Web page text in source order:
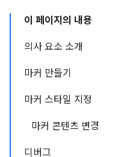
이 페이지의 내용
의사 요소 소개
마커 만들기
마커 스타일 지정
마커 콘텐츠 변경
디버그